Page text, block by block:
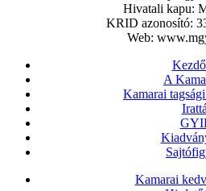
Hivatali kapu:
KRID azonosító:
Web:
A
Kamarai
Kamarai